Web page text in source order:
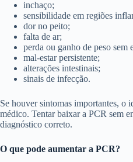
inchaço;
sensibilidade em regiões
dor no peito;
falta de ar;
perda ou ganho de peso sem
mal-estar persistente;
alterações intestinais;
sinais de infecção.
Se houver sintomas importantes, o
médico. Tentar baixar a PCR sem
diagnóstico correto.
O que pode aumentar a PCR?